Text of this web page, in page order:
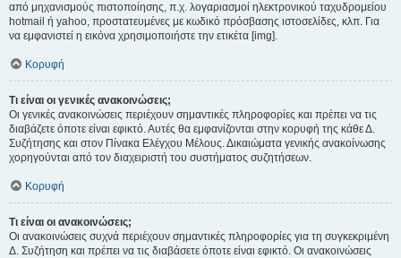
από μηχανισμούς πιστοποίησης, π.χ. λογαριασμοί ηλεκτρονικού ταχυδρομείου
hotmail ή yahoo, προστατευμένες με κωδικό πρόσβασης ιστοσελίδες, κλπ. Για
να εμφανιστεί η εικόνα χρησιμοποιήστε την ετικέτα [img].
Κορυφή
Τι είναι οι γενικές ανακοινώσεις;
Οι γενικές ανακοινώσεις περιέχουν σημαντικές πληροφορίες και πρέπει να τις
διαβάζετε όποτε είναι εφικτό. Αυτές θα εμφανίζονται στην κορυφή της κάθε Δ.
Συζήτησης και στον Πίνακα Ελέγχου Μέλους. Δικαιώματα γενικής ανακοίνωσης
χορηγούνται από τον διαχειριστή του συστήματος συζητήσεων.
Κορυφή
Τι είναι οι ανακοινώσεις;
Οι ανακοινώσεις συχνά περιέχουν σημαντικές πληροφορίες για τη συγκεκριμένη
Δ. Συζήτηση και πρέπει να τις διαβάσετε όποτε είναι εφικτό. Οι ανακοινώσεις